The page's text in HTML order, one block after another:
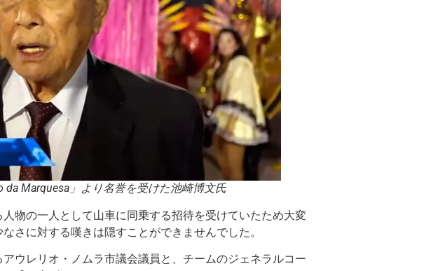
da Marquesa」より名誉を受けた池崎博文氏
物の一人として山車に同乗する招待を受けていたため大変
さに対する嘆きは隠すことができませんでした。
ウレリオ・ノムラ市議会議員と、チームのジェネラルコー